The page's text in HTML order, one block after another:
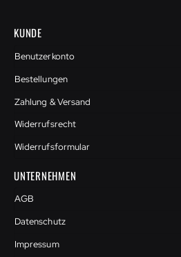
KUNDE
Benutzerkonto
Bestellungen
Zahlung & Versand
Widerrufsrecht
Widerrufsformular
UNTERNEHMEN
AGB
Datenschutz
Impressum